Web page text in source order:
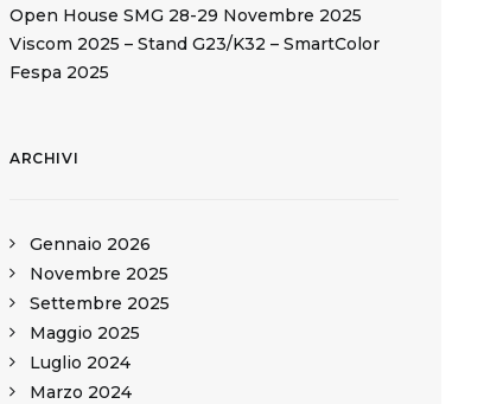
Open House SMG 28-29 Novembre 2025
Viscom 2025 – Stand G23/K32 – SmartColor
Fespa 2025
ARCHIVI
Gennaio 2026
Novembre 2025
Settembre 2025
Maggio 2025
Luglio 2024
Marzo 2024